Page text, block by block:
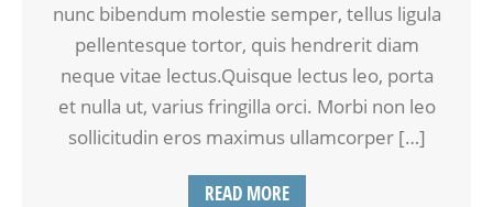
nunc bibendum molestie semper, tellus ligula
pellentesque tortor, quis hendrerit diam
neque vitae lectus.Quisque lectus leo, porta
et nulla ut, varius fringilla orci. Morbi non leo
sollicitudin eros maximus ullamcorper […]
READ MORE